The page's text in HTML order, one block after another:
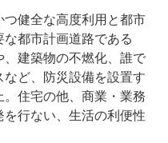
健全な高度利用と都市
都市計画道路である
、建築物の不燃化、誰で
など、防災設備を設置す
住宅の他、商業・業務
行ない、生活の利便性